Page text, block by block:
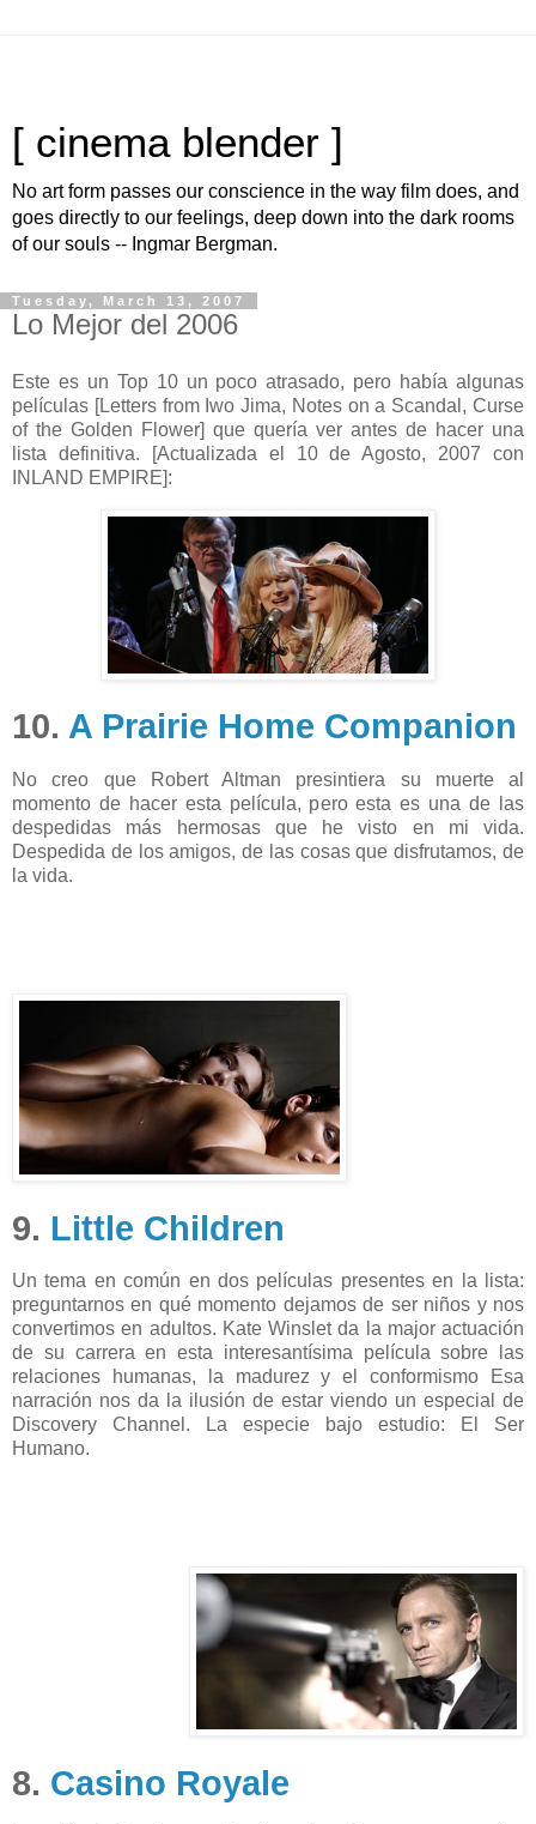
[ cinema blender ]
No art form passes our conscience in the way film does, and
goes directly to our feelings, deep down into the dark rooms
of our souls -- Ingmar Bergman.
Tuesday, March 13, 2007
Lo Mejor del 2006
Este es un Top 10 un poco atrasado, pero había algunas
películas [Letters from Iwo Jima, Notes on a Scandal, Curse
of the Golden Flower] que quería ver antes de hacer una
lista definitiva. [Actualizada el 10 de Agosto, 2007 con
INLAND EMPIRE]:
10. A Prairie Home Companion
No creo que Robert Altman presintiera su muerte al
momento de hacer esta película, pero esta es una de las
despedidas más hermosas que he visto en mi vida.
Despedida de los amigos, de las cosas que disfrutamos, de
la vida.
9. Little Children
Un tema en común en dos películas presentes en la lista:
preguntarnos en qué momento dejamos de ser niños y nos
convertimos en adultos. Kate Winslet da la major actuación
de su carrera en esta interesantísima película sobre las
relaciones humanas, la madurez y el conformismo Esa
narración nos da la ilusión de estar viendo un especial de
Discovery Channel. La especie bajo estudio: El Ser
Humano.
8. Casino Royale